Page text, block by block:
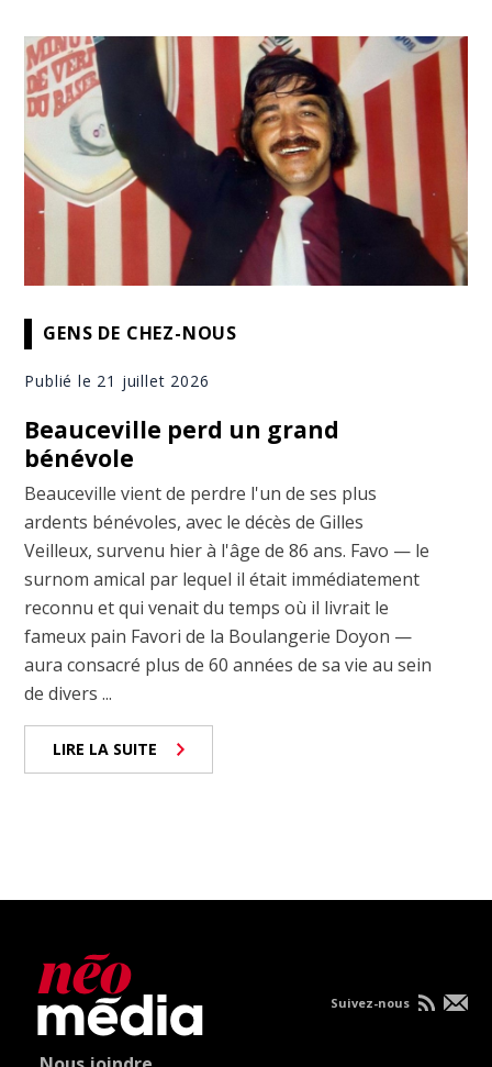
GENS DE CHEZ-NOUS
Publié le 21 juillet 2026
Beauceville perd un grand
bénévole
Beauceville vient de perdre l'un de ses plus
ardents bénévoles, avec le décès de Gilles
Veilleux, survenu hier à l'âge de 86 ans. Favo — le
surnom amical par lequel il était immédiatement
reconnu et qui venait du temps où il livrait le
fameux pain Favori de la Boulangerie Doyon —
aura consacré plus de 60 années de sa vie au sein
de divers ...
LIRE LA SUITE
Suivez-nous